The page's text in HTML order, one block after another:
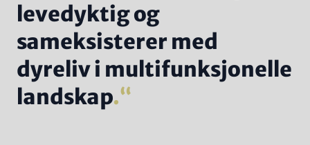
levedyktig og
sameksisterer med
dyreliv i multifunksjonelle
landskap.